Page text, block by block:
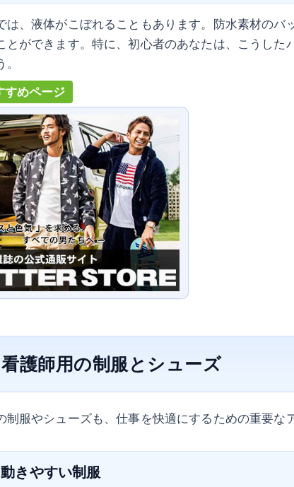
は、液体がこぼれることもあります。防水素材のバ
とができます。特に、初心者のあなたは、こうした
護師用の制服とシューズ
制服やシューズも、仕事を快適にするための重要な
きやすい制服